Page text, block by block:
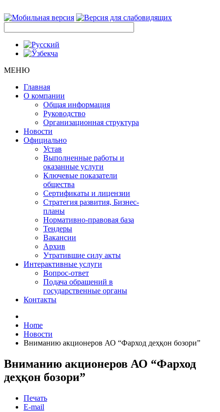
МЕНЮ
Главная
О компании
Общая информация
Руководство
Организационная структура
Новости
Официально
Устав
Выполненные работы и
оказанные услуги
Ключевые показатели
общества
Сертификаты и лицензии
Стратегия развития, Бизнес-
планы
Нормативно-правовая база
Тендеры
Вакансии
Архив
Утратившие силу акты
Интерактивные услуги
Вопрос-ответ
Подача обращений в
государственные органы
Контакты
Home
Новости
Вниманию акционеров АО “Фарход деҳқон бозори”
Вниманию акционеров АО “Фарход
деҳқон бозори”
Печать
E-mail